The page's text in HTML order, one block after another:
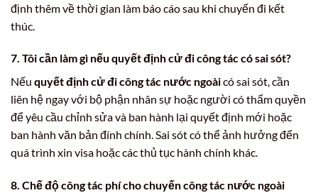
định thêm về thời gian làm báo cáo sau khi chuyến đi kết
thúc.
7. Tôi cần làm gì nếu quyết định cử đi công táccó sai sót?
Nếu quyết định cử đi công tác nước ngoàicó sai sót, cần
liên hệ ngay với bộ phận nhân sự hoặc người có thẩm quyền
để yêu cầu chỉnh sửa và ban hành lại quyết định mới hoặc
ban hành văn bản đính chính. Sai sót có thể ảnh hưởng đến
quá trình xin visa hoặc các thủ tục hành chính khác.
8. Chế độ công tác phí cho chuyến công tác nước ngoài